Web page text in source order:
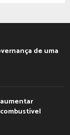
de uma